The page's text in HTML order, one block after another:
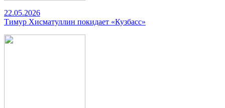
22.05.2026
Тимур Хисматуллин покидает «Кузбасс»